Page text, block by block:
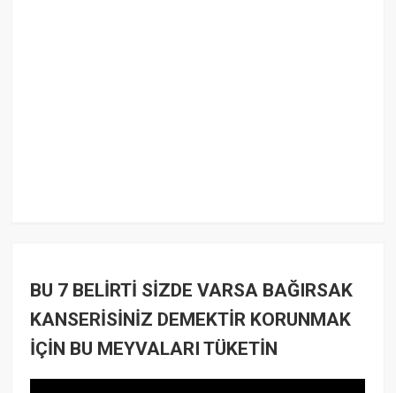
BU 7 BELİRTİ SİZDE VARSA BAĞIRSAK
KANSERİSİNİZ DEMEKTİR KORUNMAK
İÇİN BU MEYVALARI TÜKETİN